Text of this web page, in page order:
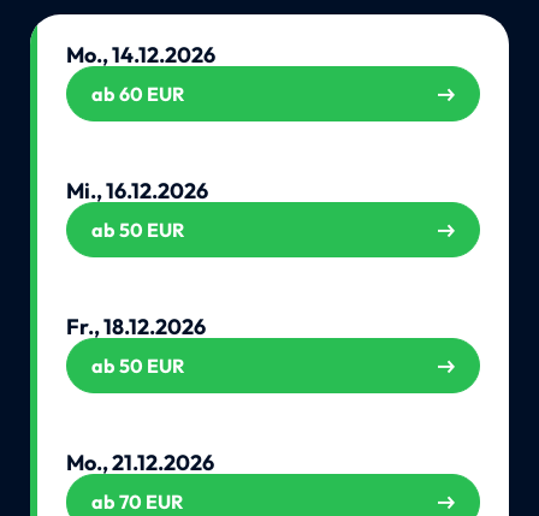
Mo., 14.12.2026
ab 60 EUR
Mi., 16.12.2026
ab 50 EUR
Fr., 18.12.2026
ab 50 EUR
Mo., 21.12.2026
ab 70 EUR